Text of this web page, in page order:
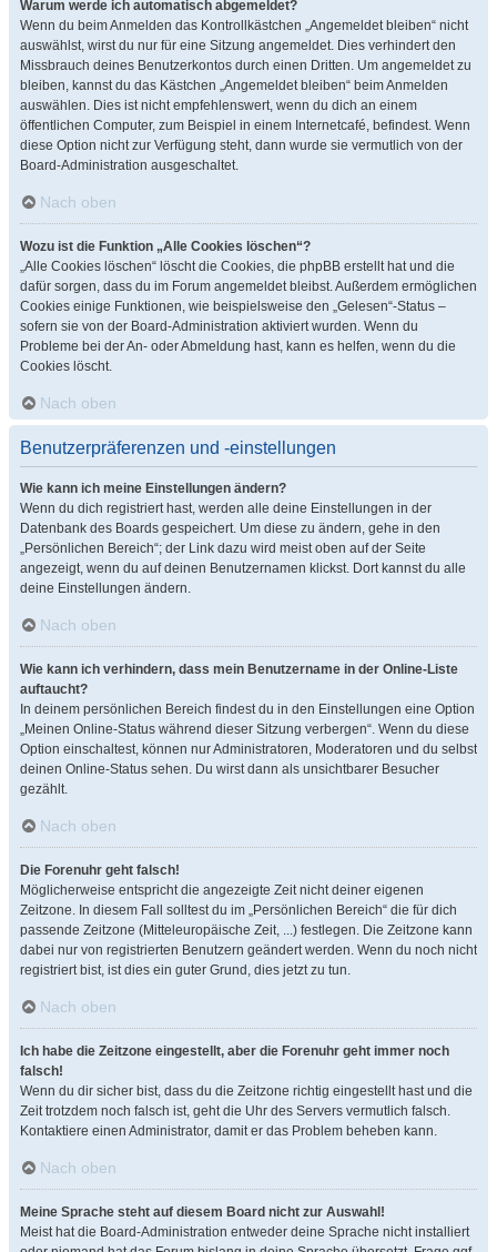
Warum werde ich automatisch abgemeldet?
Wenn du beim Anmelden das Kontrollkästchen „Angemeldet bleiben“ nicht
auswählst, wirst du nur für eine Sitzung angemeldet. Dies verhindert den
Missbrauch deines Benutzerkontos durch einen Dritten. Um angemeldet zu
bleiben, kannst du das Kästchen „Angemeldet bleiben“ beim Anmelden
auswählen. Dies ist nicht empfehlenswert, wenn du dich an einem
öffentlichen Computer, zum Beispiel in einem Internetcafé, befindest. Wenn
diese Option nicht zur Verfügung steht, dann wurde sie vermutlich von der
Board-Administration ausgeschaltet.
Nach oben
Wozu ist die Funktion „Alle Cookies löschen“?
„Alle Cookies löschen“ löscht die Cookies, die phpBB erstellt hat und die
dafür sorgen, dass du im Forum angemeldet bleibst. Außerdem ermöglichen
Cookies einige Funktionen, wie beispielsweise den „Gelesen“-Status –
sofern sie von der Board-Administration aktiviert wurden. Wenn du
Probleme bei der An- oder Abmeldung hast, kann es helfen, wenn du die
Cookies löscht.
Nach oben
Benutzerpräferenzen und -einstellungen
Wie kann ich meine Einstellungen ändern?
Wenn du dich registriert hast, werden alle deine Einstellungen in der
Datenbank des Boards gespeichert. Um diese zu ändern, gehe in den
„Persönlichen Bereich“; der Link dazu wird meist oben auf der Seite
angezeigt, wenn du auf deinen Benutzernamen klickst. Dort kannst du alle
deine Einstellungen ändern.
Nach oben
Wie kann ich verhindern, dass mein Benutzername in der Online-Liste
auftaucht?
In deinem persönlichen Bereich findest du in den Einstellungen eine Option
„Meinen Online-Status während dieser Sitzung verbergen“. Wenn du diese
Option einschaltest, können nur Administratoren, Moderatoren und du selbst
deinen Online-Status sehen. Du wirst dann als unsichtbarer Besucher
gezählt.
Nach oben
Die Forenuhr geht falsch!
Möglicherweise entspricht die angezeigte Zeit nicht deiner eigenen
Zeitzone. In diesem Fall solltest du im „Persönlichen Bereich“ die für dich
passende Zeitzone (Mitteleuropäische Zeit, ...) festlegen. Die Zeitzone kann
dabei nur von registrierten Benutzern geändert werden. Wenn du noch nicht
registriert bist, ist dies ein guter Grund, dies jetzt zu tun.
Nach oben
Ich habe die Zeitzone eingestellt, aber die Forenuhr geht immer noch
falsch!
Wenn du dir sicher bist, dass du die Zeitzone richtig eingestellt hast und die
Zeit trotzdem noch falsch ist, geht die Uhr des Servers vermutlich falsch.
Kontaktiere einen Administrator, damit er das Problem beheben kann.
Nach oben
Meine Sprache steht auf diesem Board nicht zur Auswahl!
Meist hat die Board-Administration entweder deine Sprache nicht installiert